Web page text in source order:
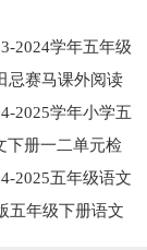
2024学年五年级
考前质量冲刺卷
忌赛马课外阅读
2025学年小学五
中试卷
下册一二单元检
2025五年级语文
试卷
五年级下册语文